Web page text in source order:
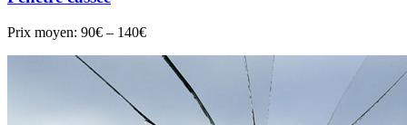
Prix moyen: 90€ – 140€